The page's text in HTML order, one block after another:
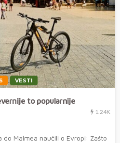
VESTI
to popularnije
1.24K
Malmea naučili o Evropi: Zašto